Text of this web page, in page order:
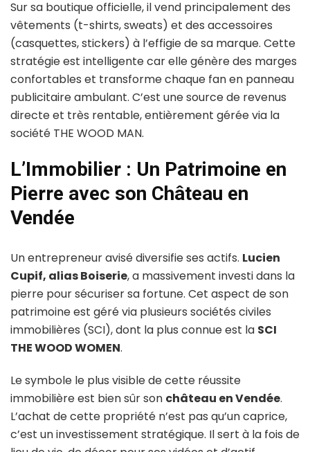
Sur sa boutique officielle, il vend principalement des
vêtements (t-shirts, sweats) et des accessoires
(casquettes, stickers) à l’effigie de sa marque. Cette
stratégie est intelligente car elle génère des marges
confortables et transforme chaque fan en panneau
publicitaire ambulant. C’est une source de revenus
directe et très rentable, entièrement gérée via la
société THE WOOD MAN.
L’Immobilier : Un Patrimoine en
Pierre avec son Château en
Vendée
Un entrepreneur avisé diversifie ses actifs. Lucien
Cupif, alias Boiserie, a massivement investi dans la
pierre pour sécuriser sa fortune. Cet aspect de son
patrimoine est géré via plusieurs sociétés civiles
immobilières (SCI), dont la plus connue est la SCI
THE WOOD WOMEN.
Le symbole le plus visible de cette réussite
immobilière est bien sûr son château en Vendée.
L’achat de cette propriété n’est pas qu’un caprice,
c’est un investissement stratégique. Il sert à la fois de